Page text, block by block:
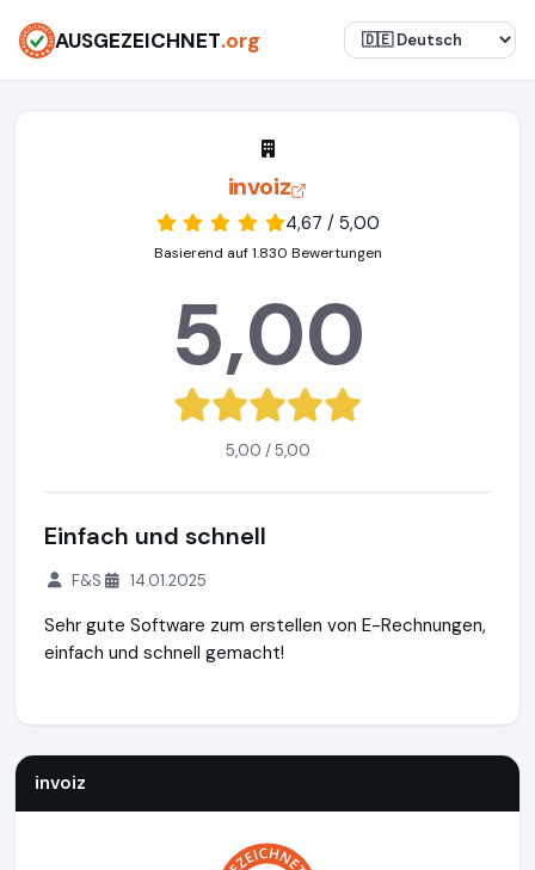
AUSGEZEICHNET.org
invoiz
4,67 / 5,00
Basierend auf 1.830 Bewertungen
5,00
5,00 / 5,00
Einfach und schnell
F&S 14.01.2025
Sehr gute Software zum erstellen von E-Rechnungen,
einfach und schnell gemacht!
invoiz